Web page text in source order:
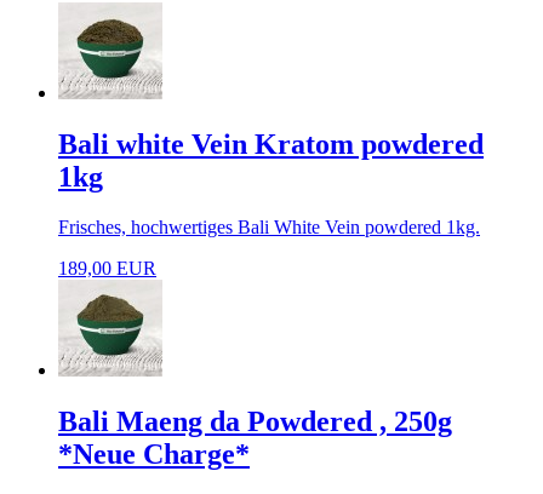
Bali white Vein Kratom powdered
1kg
Frisches, hochwertiges Bali White Vein powdered 1kg.
189,00 EUR
Bali Maeng da Powdered , 250g
*Neue Charge*